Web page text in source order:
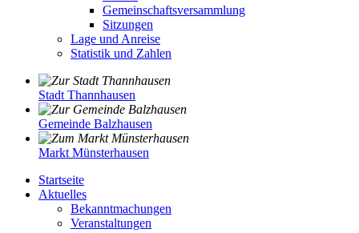
Gemeinschaftsversammlung
Sitzungen
Lage und Anreise
Statistik und Zahlen
Stadt Thannhausen
Gemeinde Balzhausen
Markt Münsterhausen
Startseite
Aktuelles
Bekanntmachungen
Veranstaltungen